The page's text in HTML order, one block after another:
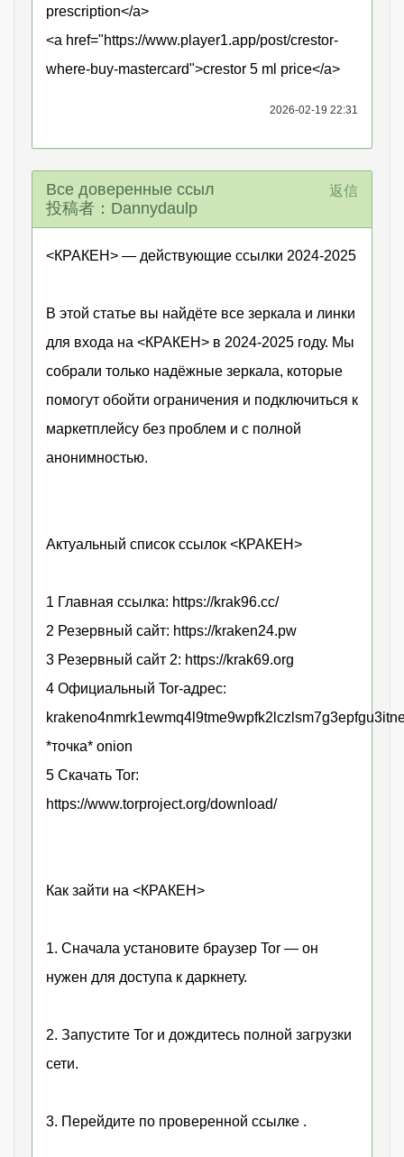
prescription</a>
<a href="https://www.player1.app/post/crestor-
where-buy-mastercard">crestor 5 ml price</a>
2026-02-19 22:31
Все доверенные ссыл
投稿者：Dannydaulp
返信
<КРАКЕН> — действующие ссылки 2024-2025
В этой статье вы найдёте все зеркала и линки
для входа на <КРАКЕН> в 2024-2025 году. Мы
собрали только надёжные зеркала, которые
помогут обойти ограничения и подключиться к
маркетплейсу без проблем и с полной
анонимностью.
Актуальный список ссылок <КРАКЕН>
1 Главная ссылка: https://krak96.cc/
2 Резервный сайт: https://kraken24.pw
3 Резервный сайт 2: https://krak69.org
4 Официальный Tor-адрес:
*точка* onion
5 Скачать Tor:
https://www.torproject.org/download/
Как зайти на <КРАКЕН>
1. Сначала установите браузер Tor — он
нужен для доступа к даркнету.
2. Запустите Tor и дождитесь полной загрузки
сети.
3. Перейдите по проверенной ссылке .